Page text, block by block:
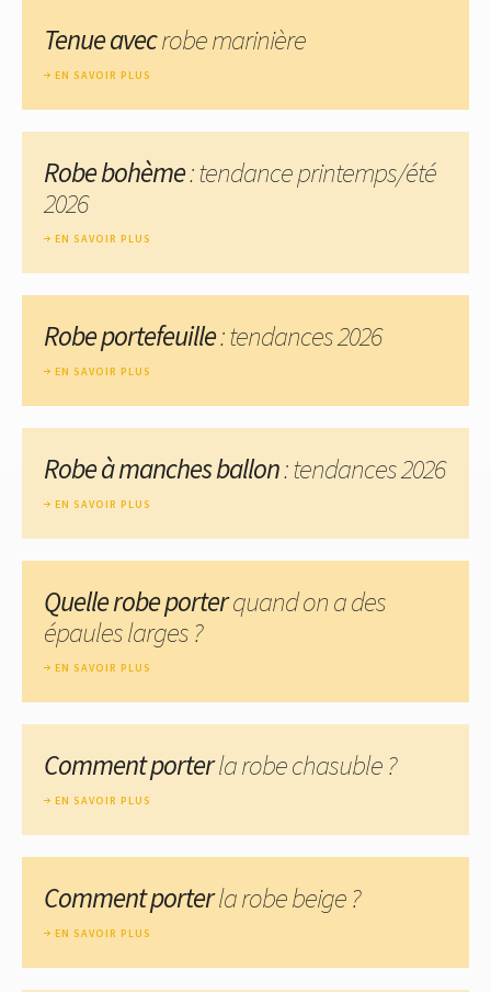
Tenue avecrobe marinière
EN SAVOIR PLUS
Robe bohème: tendance printemps/été
2026
EN SAVOIR PLUS
Robe portefeuille: tendances 2026
EN SAVOIR PLUS
Robe à manches ballon: tendances 2026
EN SAVOIR PLUS
Quelle robe porterquand on a des
épaules larges ?
EN SAVOIR PLUS
Comment porterla robe chasuble ?
EN SAVOIR PLUS
Comment porterla robe beige ?
EN SAVOIR PLUS